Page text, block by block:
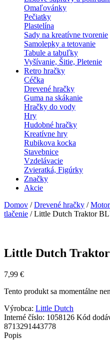
Omaľovánky
Pečiatky
Plastelína
Sady na kreatívne tvorenie
Samolepky a tetovanie
Tabule a tabuľky
Vyšívanie, Šitie, Pletenie
Retro hračky
Céčka
Drevené hračky
Guma na skákanie
Hračky do vody
Hry
Hudobné hračky
Kreatívne hry
Rubikova kocka
Stavebnice
Vzdelávacie
Zvieratká, Figúrky
Značky
Akcie
Domov /Drevené hračky /
tlačenie / Little Dutch Traktor
Little Dutch
7,99 €
Tento produkt sa momentálne
Výrobca: Little Dutch
Interné číslo: 1058126 Kód
8713291443778
Popis